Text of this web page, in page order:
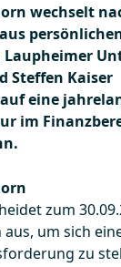
wechselt
Laupheimer
Steffen Kaiser
eine
im
zum
um sich
zu